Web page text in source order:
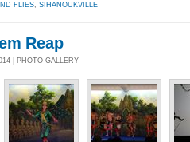
FLIES SIHANOUKVILLE
Reap
| PHOTO GALLERY